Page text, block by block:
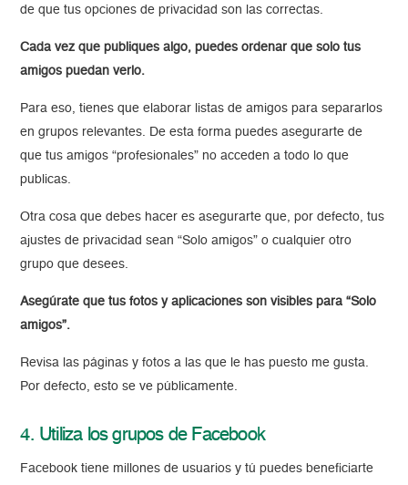
de que tus opciones de privacidad son las correctas.
Cada vez que publiques algo, puedes ordenar que solo tus
amigos puedan verlo.
Para eso, tienes que elaborar listas de amigos para separarlos
en grupos relevantes. De esta forma puedes asegurarte de
que tus amigos “profesionales” no acceden a todo lo que
publicas.
Otra cosa que debes hacer es asegurarte que, por defecto, tus
ajustes de privacidad sean “Solo amigos” o cualquier otro
grupo que desees.
Asegúrate que tus fotos y aplicaciones son visibles para “Solo
amigos”.
Revisa las páginas y fotos a las que le has puesto me gusta.
Por defecto, esto se ve públicamente.
4. Utiliza los grupos de Facebook
Facebook tiene millones de usuarios y tú puedes beneficiarte